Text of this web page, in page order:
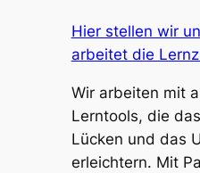
Hier stellen wir
arbeitet die
Wir arbeiten mit
Lerntools, die
Lücken und das
erleichtern. Mit